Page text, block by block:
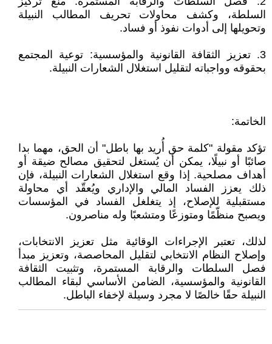
السلطة، وكشف محاولات تحريف المطالب النبيلة
وتحويلها إلى أدوات نفوذ أو فساد.
3. تعزيز الثقافة القانونية والمؤسسية: توعية المجتمع
بحقوقه وواجباته لتقليل استغلال الشعارات النبيلة.
الخاتمة:
تؤكد مقولة "كلمة حق أُريد بها باطل" أن الحق، مهما بدا
صائبًا أو نبيلًا، يمكن أن يُستغل لتحقيق مصالح ضيقة أو
أهداف مصلحية. إذا وقع استغلال الشعارات النبيلة، فإن
ذلك يعزز الفساد المالي والإداري ويُعقّد أي محاولة
مستقبلية للإصلاح، إذ يتغلغل الفساد في المؤسسات
ويصبح منظّمًا ومتوزعًا ومتشعبًا وله مناصرون.
لذلك، تعتبر الإجراءات الوقائية مثل تعزيز الانتخابات،
وإصلاح النظام الانتخابي لتقليل المحاصصة، وتعزيز مبدأ
فصل السلطات والرقابة المستمرة، وتثبيت الثقافة
القانونية والمؤسسية، الضامن الأساسي لبقاء المطالب
النبيلة حقًا خالصًا لا مجرد وسيلة لإخفاء الباطل.